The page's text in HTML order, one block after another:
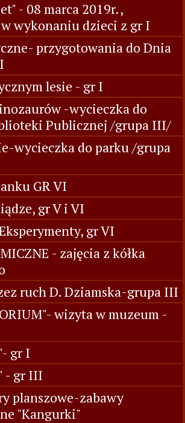
- 08 marca 2019r.,
wykonaniu dzieci z gr I
przygotowania do Dnia
lesie - gr I
-wycieczka do
Publicznej /grupa III/
wycieczka do parku /grupa
GR VI
gr V i VI
gr VI
- zajęcia z kółka
ruch D. Dziamska-grupa III
wizyta w muzeum -
gr I
- gr III
planszowe-zabawy
"Kangurki"